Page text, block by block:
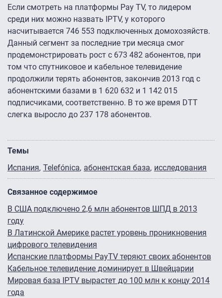
Если смотреть на платформы Pay TV, то лидером
среди них можно назвать IPTV, у которого
насчитывается 746 553 подключенных домохозяйств.
Данный сегмент за последние три месяца смог
продемонстрировать рост с 673 482 абонентов, при
том что спутниковое и кабельное телевидение
продолжили терять абонентов, закончив 2013 год с
абонентскими базами в 1 620 632 и 1 142 015
подписчиками, соответственно. В то же время DTT
слегка выросло до 237 178 абонентов.
Темы
Испания Telefónica абонентская база исследования
Связанное содержимое
В США подключено 2,6 млн абонентов ШПД в 2013
году
В Латинской Америке растет уровень проникновения
цифрового телевидения
Испанские платформы PayTV теряют своих абонентов
Кабельное телевидение доминирует в Швейцарии
Мировая база IPTV вырастет до 100 млн к концу 2014
года